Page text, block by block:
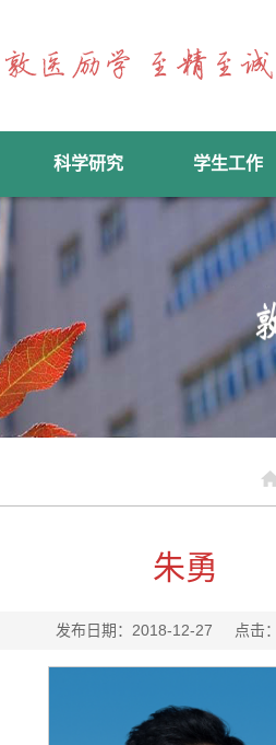
科学研究 学生工作
朱勇
发布日期：2018-12-27 点击：